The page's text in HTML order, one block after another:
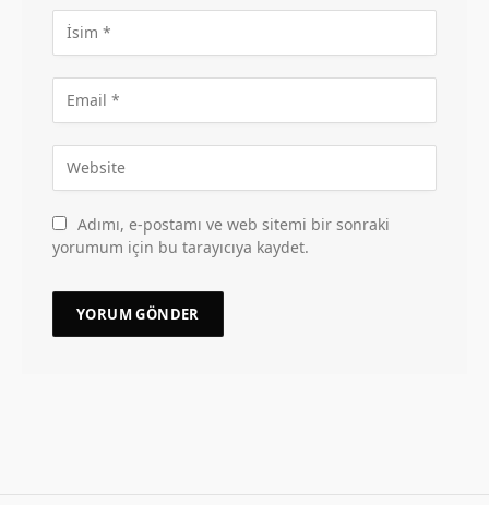
Adımı, e-postamı ve web sitemi bir sonraki
yorumum için bu tarayıcıya kaydet.